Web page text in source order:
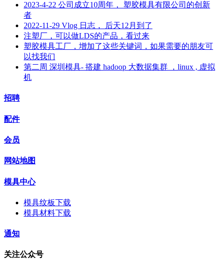
2023-4-22 公司成立10周年， 塑胶模具有限公司的创新
者
2022-11-29 Vlog 日志， 后天12月到了
注塑厂，可以做LDS的产品，看过来
塑胶模具工厂，增加了这些关键词，如果需要的朋友可
以找我们
第二周 深圳模具- 搭建 hadoop 大数据集群 ，linux , 虚拟
机
招聘
配件
会员
网站地图
模具中心
模具纹板下载
模具材料下载
通知
关注公众号